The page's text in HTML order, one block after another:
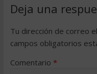
Deja una
Tu dirección de correo
campos obligatorios
Comentario *